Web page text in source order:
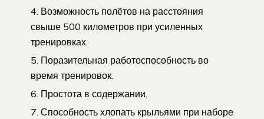
Возможность полётов на расстояния
свыше 500 километров при усиленных
тренировках.
Поразительная работоспособность во
время тренировок.
Простота в содержании.
Способность хлопать крыльями при наборе